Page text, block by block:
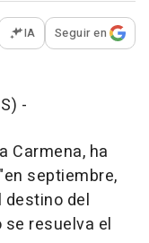
opciones para
IA Seguir en
-
Carmena, ha
septiembre,
destino del
resuelva el